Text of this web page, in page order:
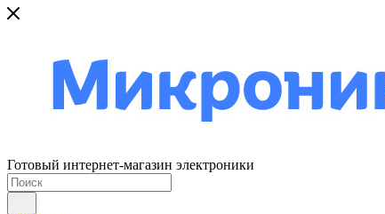
Готовый интернет-магазин электроники